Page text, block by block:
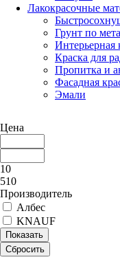
Лакокрасочные
Грунт по
Интерьерная
Краска для
Пропитка и
Фасадная
Эмали
Цена
10
510
Производитель
Албес
KNAUF
Показать
Сбросить